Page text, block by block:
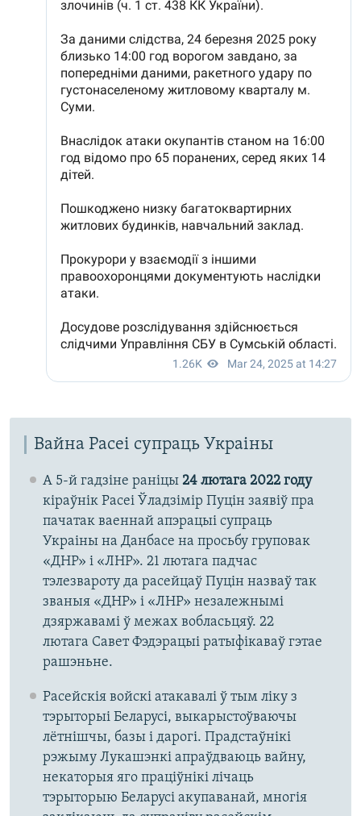
Вайна Расеі супраць Украіны
А 5-й гадзіне раніцы 24 лютага 2022 году
кіраўнік Расеі Ўладзімір Пуцін заявіў пра
пачатак ваеннай апэрацыі супраць
Украіны на Данбасе на просьбу груповак
«ДНР» і «ЛНР». 21 лютага падчас
тэлезвароту да расейцаў Пуцін назваў так
званыя «ДНР» і «ЛНР» незалежнымі
дзяржавамі ў межах вобласьцяў. 22
лютага Савет Фэдэрацыі ратыфікаваў гэтае
рашэньне.
Расейскія войскі атакавалі ў тым ліку з
тэрыторыі Беларусі, выкарыстоўваючы
лётнішчы, базы і дарогі. Прадстаўнікі
рэжыму Лукашэнкі апраўдваюць вайну,
некаторыя яго праціўнікі лічаць
тэрыторыю Беларусі акупаванай, многія